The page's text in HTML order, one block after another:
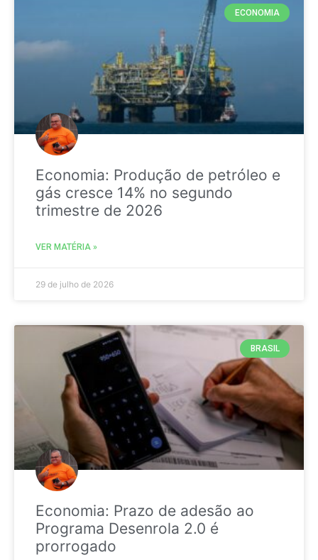
ECONOMIA
Economia: Produção de petróleo e
gás cresce 14% no segundo
trimestre de 2026
VER MATÉRIA »
29 de julho de 2026
BRASIL
Economia: Prazo de adesão ao
Programa Desenrola 2.0 é
prorrogado